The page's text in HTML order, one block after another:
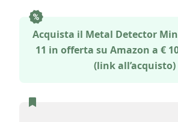
Acquista il Metal Detector
11 in offerta su Amazon a €
(link all’acquisto)